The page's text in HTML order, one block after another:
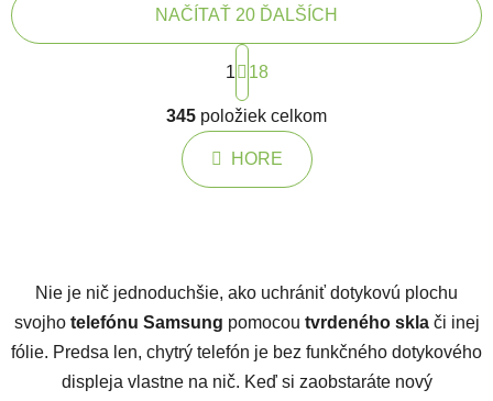
Ovládacie prvky výpisu
NAČÍTAŤ 20 ĎALŠÍCH
Stránkovanie
1 18
345 položiek celkom
HORE
Nie je nič jednoduchšie, ako uchrániť dotykovú plochu
svojho telefónu Samsung pomocou tvrdeného skla či inej
fólie. Predsa len, chytrý telefón je bez funkčného dotykového
displeja vlastne na nič. Keď si zaobstaráte nový